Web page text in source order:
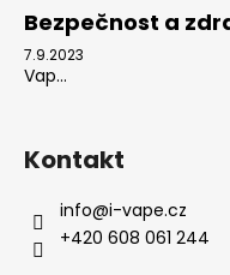
Bezpečnost a
7.9.2023
Vap...
Kontakt
info@i-vape.cz
+420 608 061 244